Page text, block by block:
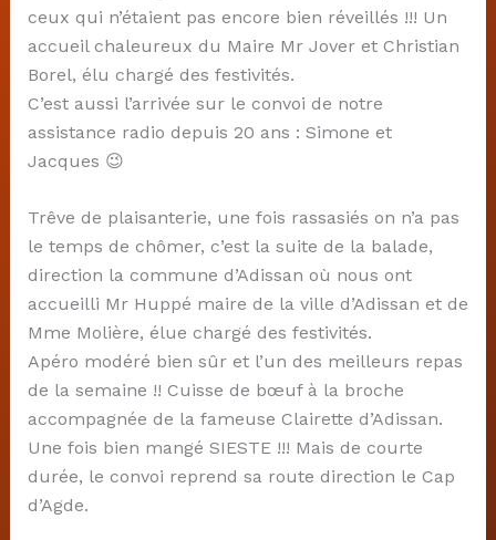
ceux qui n’étaient pas encore bien réveillés !!! Un
accueil chaleureux du Maire Mr Jover et Christian
Borel, élu chargé des festivités.
C’est aussi l’arrivée sur le convoi de notre
assistance radio depuis 20 ans : Simone et
Jacques 😉
Trêve de plaisanterie, une fois rassasiés on n’a pas
le temps de chômer, c’est la suite de la balade,
direction la commune d’Adissan où nous ont
accueilli Mr Huppé maire de la ville d’Adissan et de
Mme Molière, élue chargé des festivités.
Apéro modéré bien sûr et l’un des meilleurs repas
de la semaine !! Cuisse de bœuf à la broche
accompagnée de la fameuse Clairette d’Adissan.
Une fois bien mangé SIESTE !!! Mais de courte
durée, le convoi reprend sa route direction le Cap
d’Agde.